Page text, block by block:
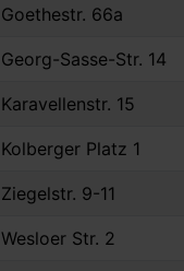
Goethestr. 66a
Georg-Sasse-Str. 14
Karavellenstr. 15
Kolberger Platz 1
Ziegelstr. 9-11
Wesloer Str. 2